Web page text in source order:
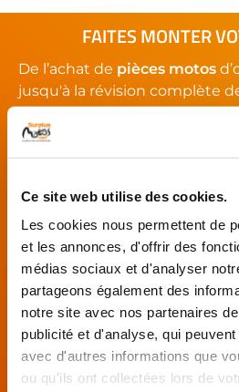
Ce site web utilise des cookies.
Les cookies nous permettent de
et les annonces, d'offrir des
médias sociaux et d'analyser
partageons également des
notre site avec nos partenaires
publicité et d'analyse, qui
avec d'autres informations que
ou qu'ils ont collectées lors de
FAITES MONTER
De l’achat de pièces motos
jusqu'à la révision complète
garages partenaires.
Je choisis mon réparateur
présente au garage.
J’effectue ma
commande
directement auprès
du réparateur.
Mes pièces sont livrées et
montées chez le
Rechercher par...